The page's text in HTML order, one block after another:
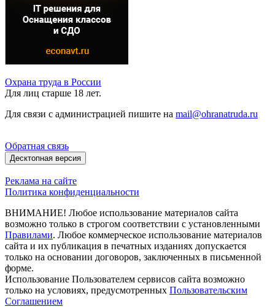
Охрана труда в России
Для лиц старше 18 лет.
Для связи с администрацией пишите на mail@ohranatruda.ru
Обратная связь
Десктопная версия
Реклама на сайте
Политика конфиденциальности
ВНИМАНИЕ! Любое использование материалов сайта
возможно только в строгом соответствии с установленными
Правилами. Любое коммерческое использование материалов
сайта и их публикация в печатных изданиях допускается
только на основании договоров, заключенных в письменной
форме.
Использование Пользователем сервисов сайта возможно
только на условиях, предусмотренных Пользовательским
Соглашением